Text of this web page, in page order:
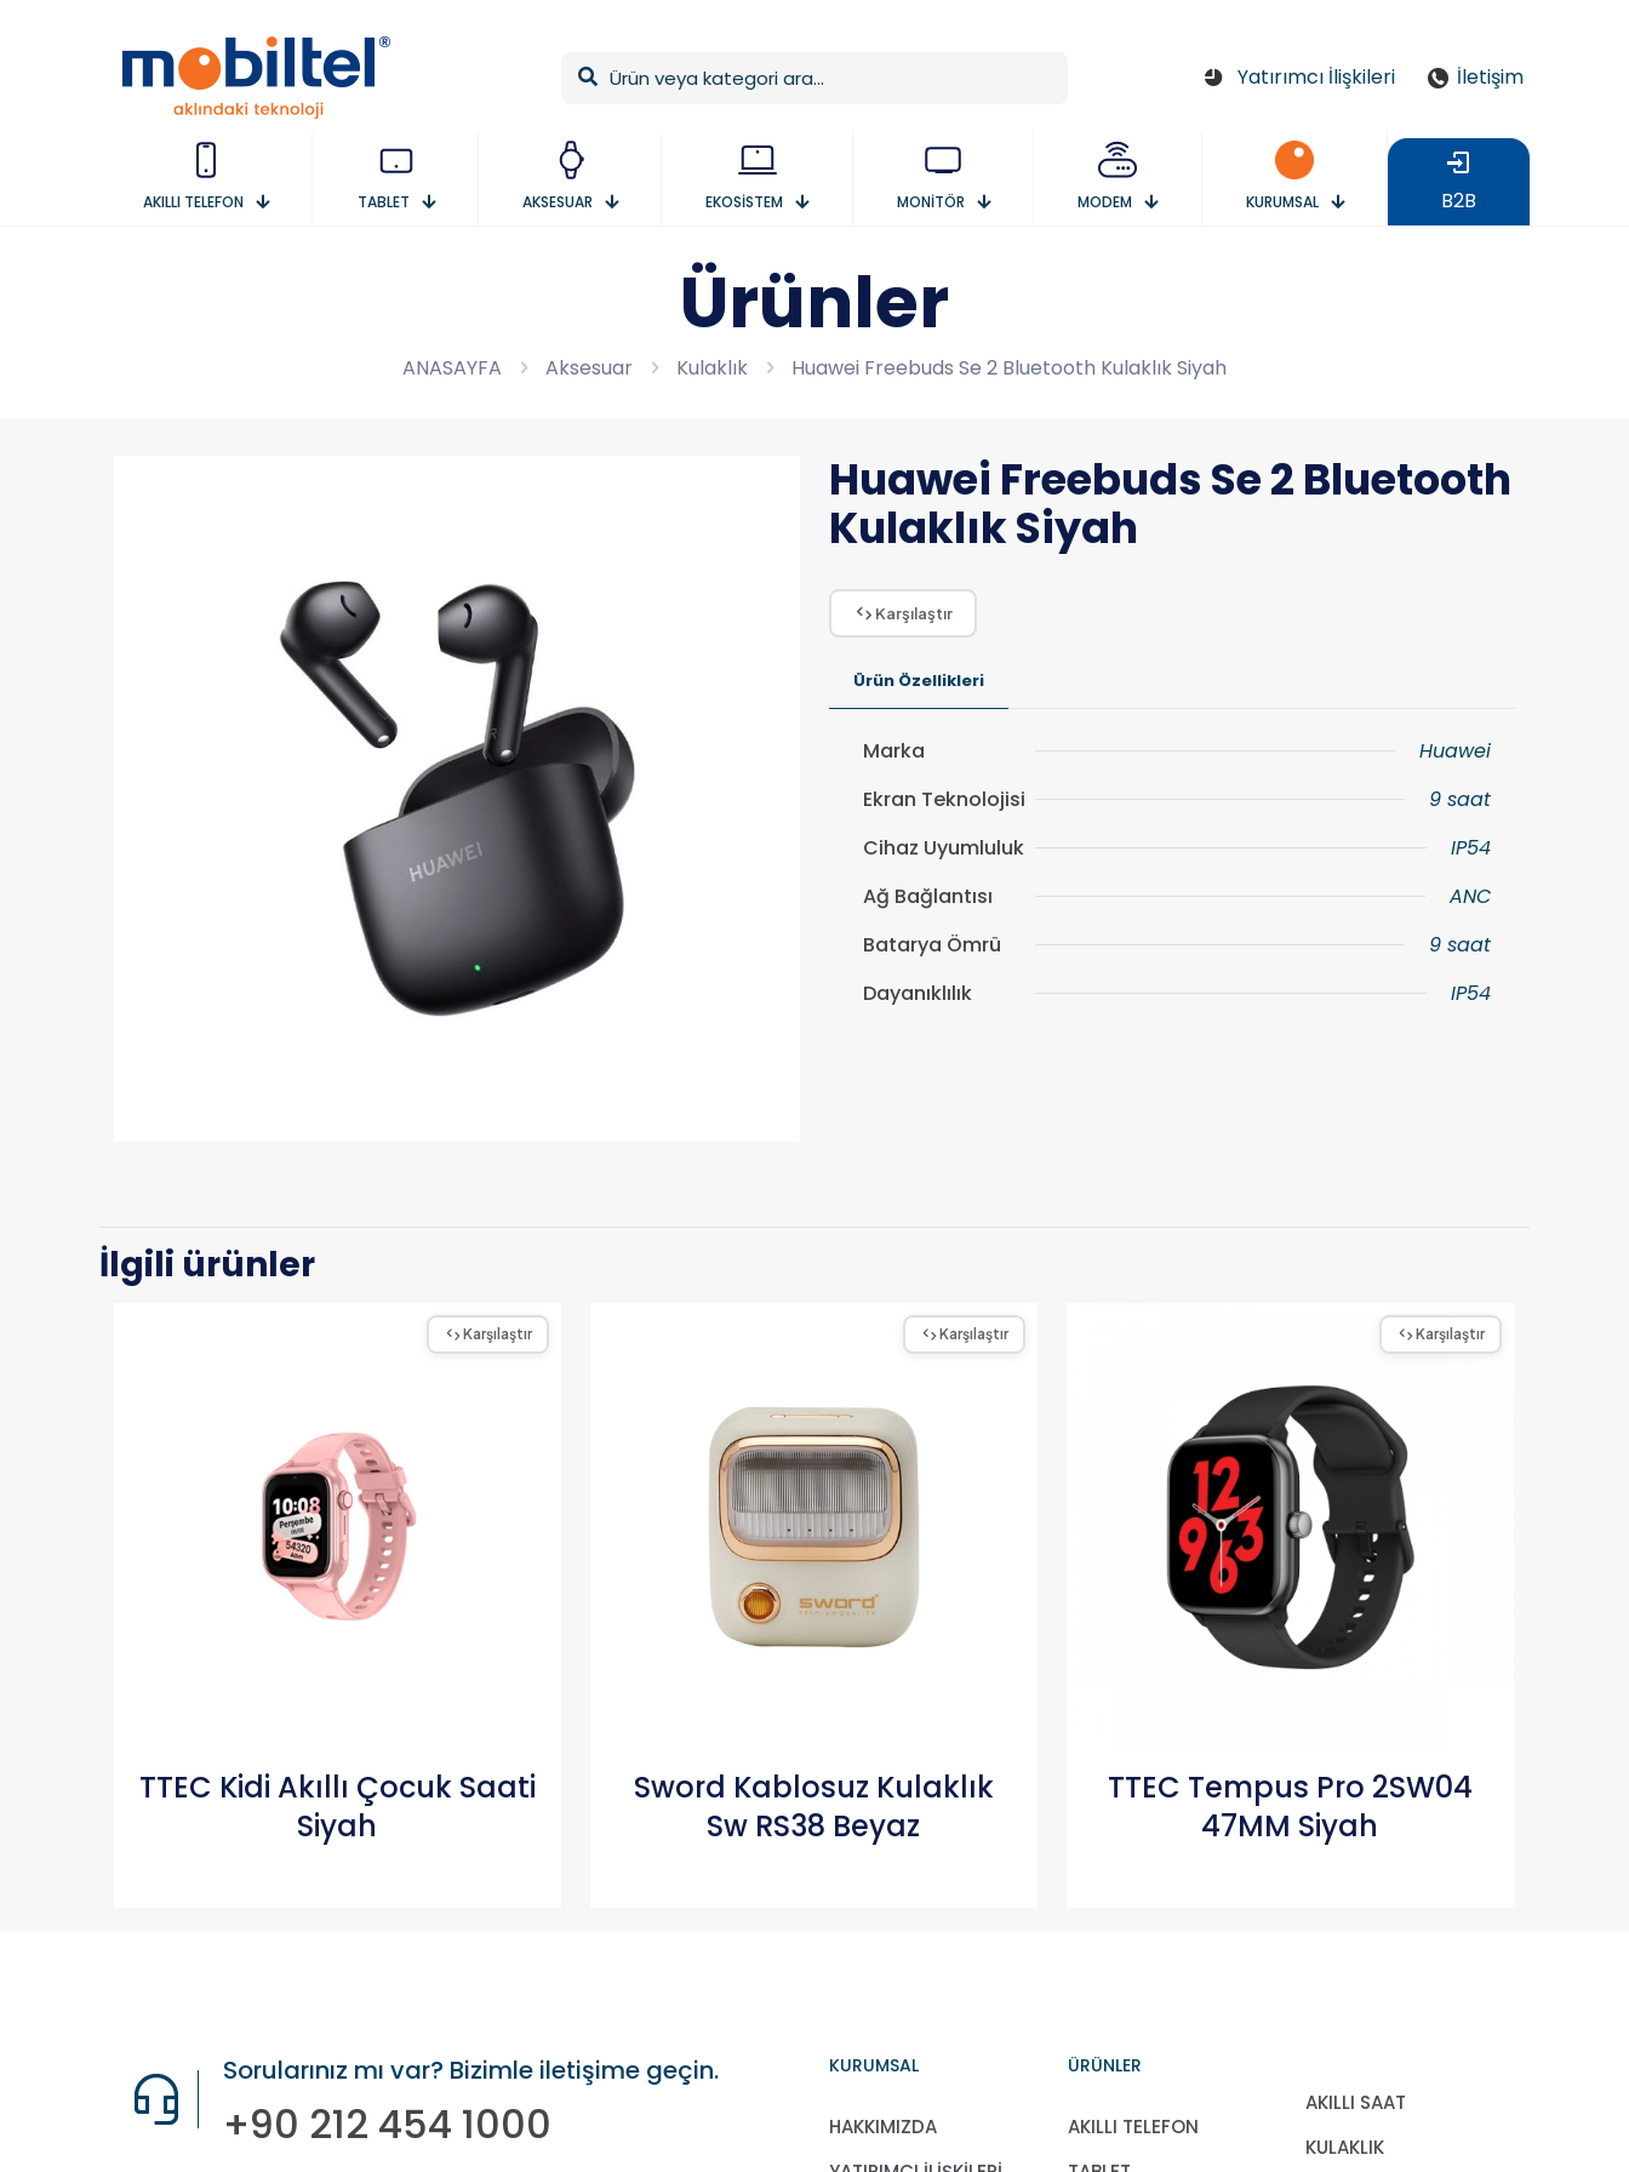
Yatırımcı İlişkileri İletişim
AKILLI TELEFON TABLET AKSESUAR EKOSİSTEM MONİTÖR MODEM KURUMSAL B2B
Ürünler
ANASAYFA Aksesuar Kulaklık Huawei Freebuds Se 2 Bluetooth Kulaklık Siyah
Huawei Freebuds Se 2 Bluetooth
Kulaklık Siyah
Karşılaştır
Ürün Özellikleri
Marka
Huawei
Ekran Teknolojisi
9 saat
Cihaz Uyumluluk
IP54
Ağ Bağlantısı
ANC
Batarya Ömrü
9 saat
Dayanıklılık
IP54
İlgili ürünler
Karşılaştır
TTEC Kidi Akıllı Çocuk Saati
Siyah
Karşılaştır
Sword Kablosuz Kulaklık
Sw RS38 Beyaz
Karşılaştır
TTEC Tempus Pro 2SW04
47MM Siyah
Sorularınız mı var? Bizimle iletişime geçin.
+90 212 454 1000
KURUMSAL
HAKKIMIZDA
ÜRÜNLER
AKILLI TELEFON
AKILLI SAAT
KULAKLIK